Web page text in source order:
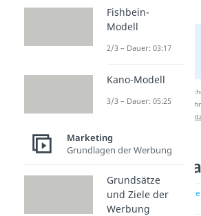
Nach Beantwortung
Studyflix zu verbessern.
Kano
zur
Fishbein-
Modell
2/3 – Dauer: 03:17
Kano-Modell
3/3 – Dauer: 05:25
Marketing
Grundlagen der Werbung
Grundsätze
und Ziele der
Werbung